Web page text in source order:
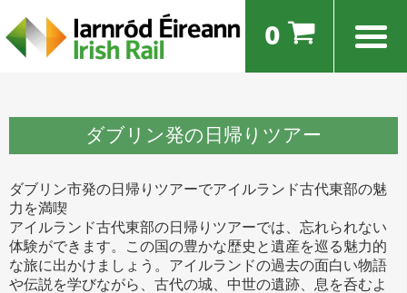
0
ダブリン発の日帰りツアー
ダブリン市発の日帰りツアーでアイルランド古代東部の魅
力を満喫
アイルランド古代東部の日帰りツアーでは、忘れられない
体験ができます。この国の豊かな歴史と遺産を巡る魅力的
な旅に出かけましょう。アイルランドの過去の面白い物語
や伝説を学びながら、古代の城、中世の遺跡、息を呑むよ